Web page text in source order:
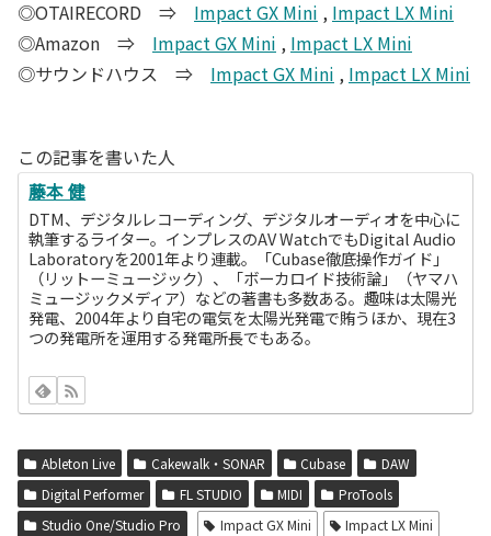
◎OTAIRECORD ⇒ Impact GX Mini , Impact LX Mini
◎Amazon ⇒ Impact GX Mini , Impact LX Mini
◎サウンドハウス ⇒ Impact GX Mini , Impact LX Mini
この記事を書いた人
藤本 健
DTM、デジタルレコーディング、デジタルオーディオを中心に
執筆するライター。インプレスのAV WatchでもDigital Audio
Laboratoryを2001年より連載。「Cubase徹底操作ガイド」
（リットーミュージック）、「ボーカロイド技術論」（ヤマハ
ミュージックメディア）などの著書も多数ある。趣味は太陽光
発電、2004年より自宅の電気を太陽光発電で賄うほか、現在3
つの発電所を運用する発電所長でもある。
Ableton Live Cakewalk・SONAR Cubase
DAW
Digital Performer
FL STUDIO MIDI
ProTools
Studio One/Studio Pro
Impact GX Mini
Impact LX Mini